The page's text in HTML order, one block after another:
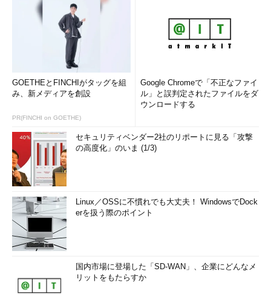
GOETHEとFINCHIがタッグを組
み、新メディアを創設
PR(FINCHI on GOETHE)
Google Chromeで「不正なファイ
ル」と誤判定されたファイルをダ
ウンロードする
セキュリティベンダー2社のリポートに見る「攻撃
の高度化」のいま (1/3)
Linux／OSSに不慣れでも大丈夫！ WindowsでDock
erを扱う際のポイント
国内市場に登場した「SD-WAN」、企業にどんなメ
リットをもたらすか